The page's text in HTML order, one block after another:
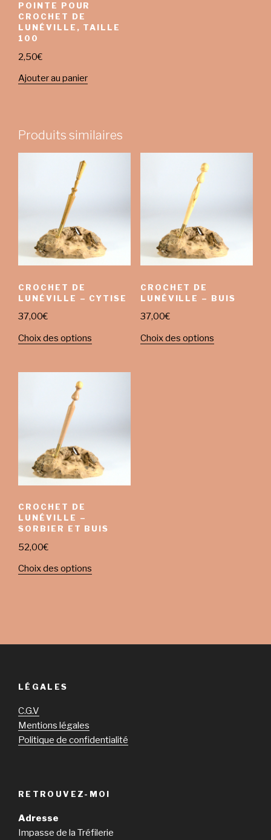
POINTE POUR
CROCHET DE
LUNÉVILLE, TAILLE
100
2,50€
Ajouter au panier
Produits similaires
CROCHET DE
LUNÉVILLE – CYTISE
37,00€
Choix des options
CROCHET DE
LUNÉVILLE – BUIS
37,00€
Choix des options
CROCHET DE
LUNÉVILLE –
SORBIER ET BUIS
52,00€
Choix des options
LÉGALES
C.G.V
Mentions légales
Politique de confidentialité
RETROUVEZ-MOI
Adresse
Impasse de la Tréfilerie